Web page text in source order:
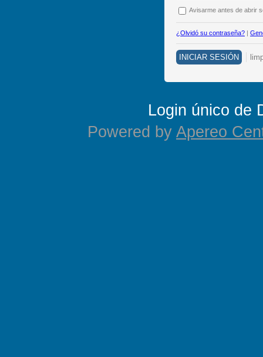
Avisarme antes de abrir
¿Olvidó su contraseña? |
Login único de
Powered by Apereo